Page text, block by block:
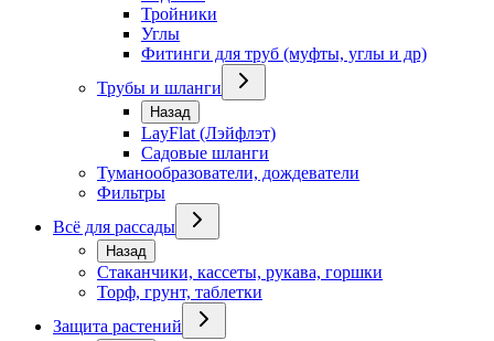
Тройники
Углы
Фитинги для труб (муфты, углы и др)
Трубы и шланги
Назад
LayFlat (Лэйфлэт)
Садовые шланги
Туманообразователи, дождеватели
Фильтры
Всё для рассады
Назад
Стаканчики, кассеты, рукава, горшки
Торф, грунт, таблетки
Защита растений